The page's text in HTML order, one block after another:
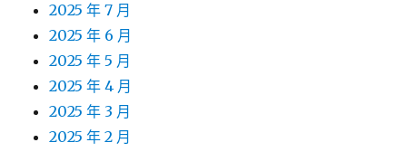
2025 年 7 月
2025 年 6 月
2025 年 5 月
2025 年 4 月
2025 年 3 月
2025 年 2 月